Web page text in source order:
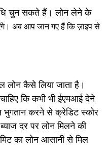
चुन सकते हैं। लोन लेने के
अब आप जान गए हैं कि ज़ाइप से
लोन कैसे लिया जाता है।
कि कभी भी ईएमआई देने
भुगतान करने से क्रेडिट स्कोर
दर पर लोन मिलने की
का लोन आसानी से मिल